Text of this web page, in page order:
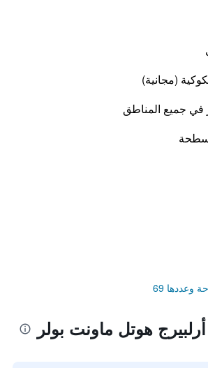
(مجانية)
في جميع المناطق
69
هوتل ماونت بولر